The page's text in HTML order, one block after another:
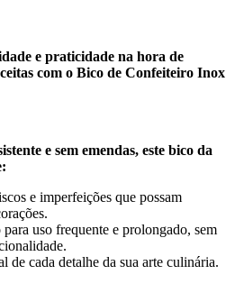
e praticidade na hora de
com o Bico de Confeiteiro Inox
e sem emendas, este bico da
e imperfeições que possam
para uso frequente e prolongado, sem
de cada detalhe da sua arte culinária.